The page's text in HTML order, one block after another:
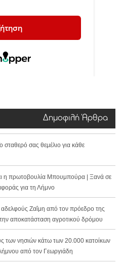
Δημοφιλή Άρθρα
σταθερό σας θεμέλιο για κάθε
η πρωτοβουλία Μπουμπούρα | Ξανά σε
για τη Λήμνο
Ζαΐμη από τον πρόεδρο της
αποκατάσταση αγροτικού δρόμου
των νησιών κάτω των 20.000 κατοίκων
από τον Γεωργιάδη